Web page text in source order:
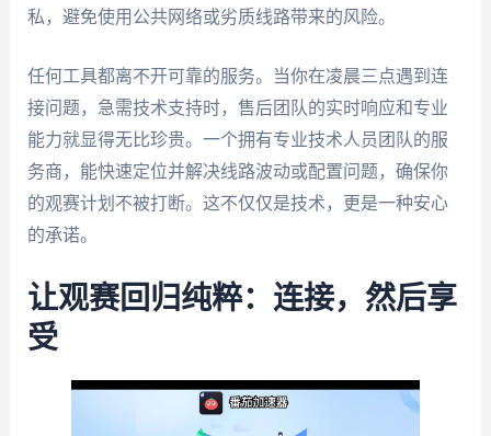
私，避免使用公共网络或劣质线路带来的风险。
任何工具都离不开可靠的服务。当你在凌晨三点遇到连
接问题，急需技术支持时，售后团队的实时响应和专业
能力就显得无比珍贵。一个拥有专业技术人员团队的服
务商，能快速定位并解决线路波动或配置问题，确保你
的观赛计划不被打断。这不仅仅是技术，更是一种安心
的承诺。
让观赛回归纯粹：连接，然后享
受